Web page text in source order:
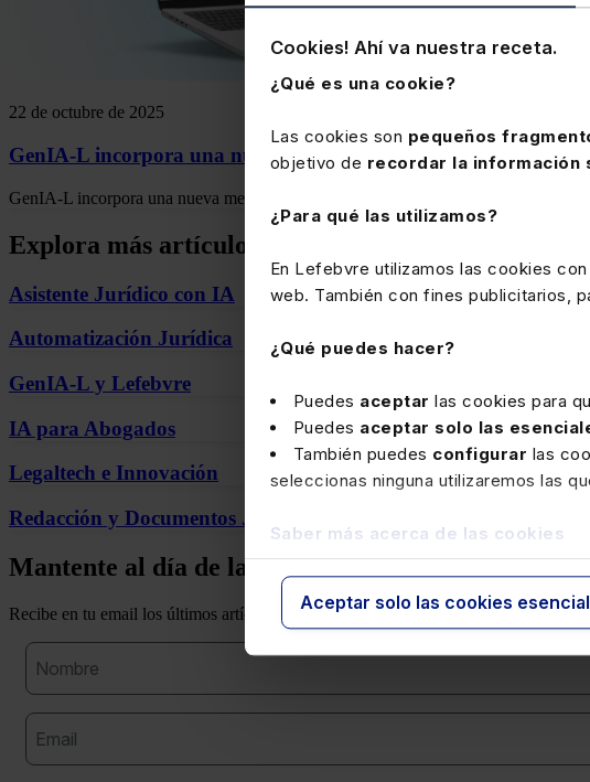
Cookies! Ahí va nuestra receta.
¿Qué es una cookie?
Las cookies son pequeños
objetivo de recordar la información
¿Para qué las utilizamos?
En Lefebvre utilizamos las cookies con
web. También con fines publicitarios,
¿Qué puedes hacer?
Puedes aceptar las cookies para
Puedes aceptar solo las
También puedes configurar las
seleccionas ninguna utilizaremos las
Saber más acerca de las cookies
Aceptar solo las cookies
22 de octubre de 2025
GenIA-L incorpora una nueva manera de analizar la Doctrina
GenIA-L incorpora una nueva metodología que supone otra perspectiva en el
Explora más artículos
Asistente Jurídico con IA
Automatización Jurídica
GenIA-L y Lefebvre
IA para Abogados
Legaltech e Innovación
Redacción y Documentos Jurídicos
Mantente al día de la IA jurídica
Recibe en tu email los últimos artículos, tendencias, casos de uso y novedades